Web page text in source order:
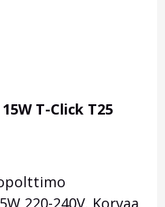
T-Click T25
220-240V. Korvaa